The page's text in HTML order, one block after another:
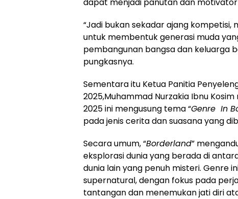
“Jadi bukan sekadar ajang
untuk membentuk generasi muda
pembangunan bangsa dan keluarga
pungkasnya.
Sementara itu Ketua Panitia
2025,Muhammad Nurzakia Ibnu
2025 ini mengusung tema “Genre In
pada jenis cerita dan suasana yang
Secara umum, “Borderland”
eksplorasi dunia yang berada di
dunia lain yang penuh misteri. Genre
supernatural, dengan fokus pada
tantangan dan menemukan jati diri